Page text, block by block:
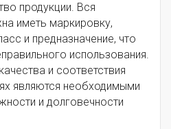
продукции. Вся
иметь маркировку,
и предназначение, что
использования.
и соответствия
являются необходимыми
и долговечности